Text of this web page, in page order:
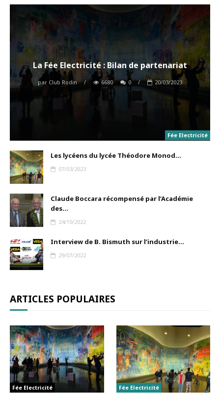
Fée Electricité
La Fée Electricité : Bilan de partenariat
par Club Rodin / 6680 0 / 20/03/2023
Les lycéens du lycée Théodore Monod...
07/03/2023
Claude Boccara récompensé par l’Académie
des...
24/10/2022
Interview de B. Bismuth sur l’industrie...
29/07/2022
ARTICLES POPULAIRES
Fée Electricité Fée Electricité